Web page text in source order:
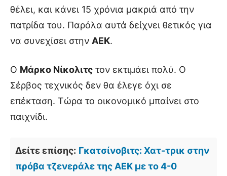
θέλει, και κάνει 15 χρόνια μακριά από την
πατρίδα του. Παρόλα αυτά δείχνει θετικός για
να συνεχίσει στην ΑΕΚ.
Ο Μάρκο Νίκολιτς τον εκτιμάει πολύ. Ο
Σέρβος τεχνικός δεν θα έλεγε όχι σε
επέκταση. Τώρα το οικονομικό μπαίνει στο
παιχνίδι.
Δείτε επίσης: Γκατσίνοβιτς: Χατ-τρικ στην
πρόβα τζενεράλε της ΑΕΚ με το 4-0